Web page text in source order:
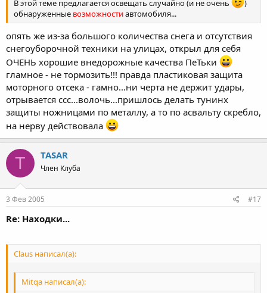
В этой теме предлагается освещать случайно (и не очень
)
обнаруженные возможностиавтомобиля...
опять же из-за большого количества снега и отсутствия
снегоуборочной техники на улицах, открыл для себя
ОЧЕНЬ хорошие внедорожные качества ПеТьки
гламное - не тормозить!!! правда пластиковая защита
моторного отсека - гамно...ни черта не держит удары,
отрывается ссс...волочь...пришлось делать тунинх
защиты ножницами по металлу, а то по асвальту скребло,
на нерву действовала
T TASAR
Член Клуба
3 Фев 2005 #17
Re: Находки...
Claus написал(а):
Mitqa написал(а):